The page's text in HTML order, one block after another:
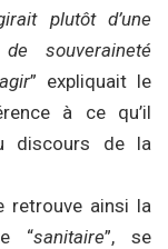
plutôt d’une
souveraineté
” expliquait le
à ce qu’il
discours de la
retrouve ainsi la
“sanitaire”, se